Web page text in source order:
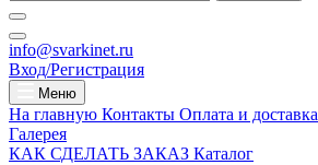
info@svarkinet.ru
Вход/Регистрация
Меню
На главную Контакты Оплата и доставка
Галерея
КАК СДЕЛАТЬ ЗАКАЗ Каталог